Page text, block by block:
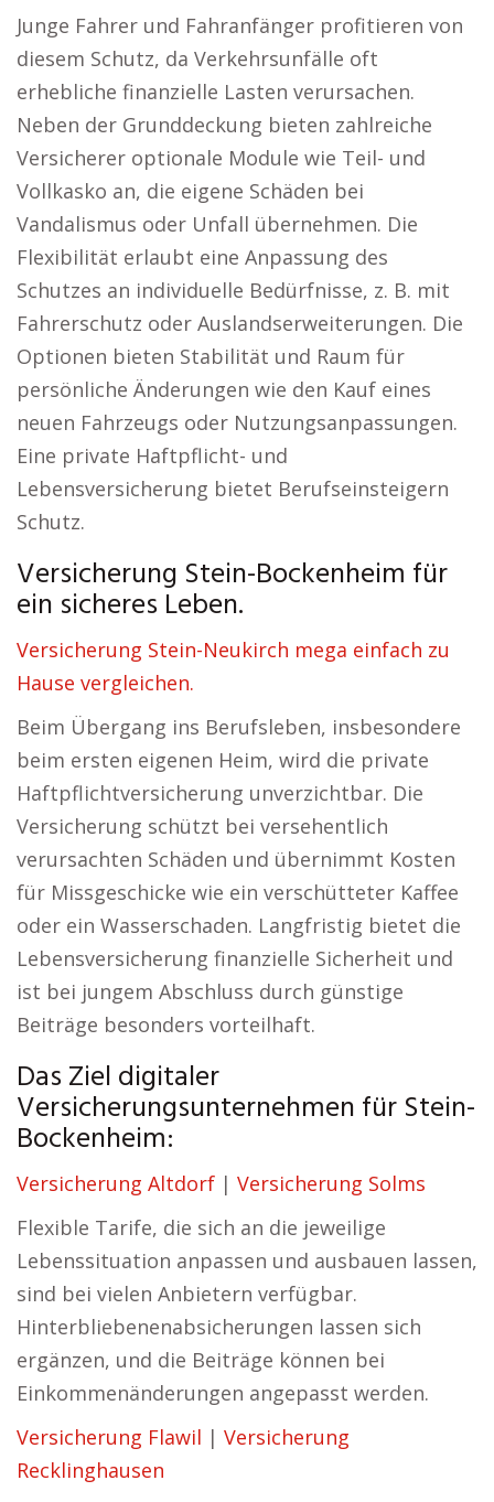
Junge Fahrer und Fahranfänger profitieren von
diesem Schutz, da Verkehrsunfälle oft
erhebliche finanzielle Lasten verursachen.
Neben der Grunddeckung bieten zahlreiche
Versicherer optionale Module wie Teil- und
Vollkasko an, die eigene Schäden bei
Vandalismus oder Unfall übernehmen. Die
Flexibilität erlaubt eine Anpassung des
Schutzes an individuelle Bedürfnisse, z. B. mit
Fahrerschutz oder Auslandserweiterungen. Die
Optionen bieten Stabilität und Raum für
persönliche Änderungen wie den Kauf eines
neuen Fahrzeugs oder Nutzungsanpassungen.
Eine private Haftpflicht- und
Lebensversicherung bietet Berufseinsteigern
Schutz.
Versicherung Stein-Bockenheim für
ein sicheres Leben.
Versicherung Stein-Neukirch mega einfach zu
Hause vergleichen.
Beim Übergang ins Berufsleben, insbesondere
beim ersten eigenen Heim, wird die private
Haftpflichtversicherung unverzichtbar. Die
Versicherung schützt bei versehentlich
verursachten Schäden und übernimmt Kosten
für Missgeschicke wie ein verschütteter Kaffee
oder ein Wasserschaden. Langfristig bietet die
Lebensversicherung finanzielle Sicherheit und
ist bei jungem Abschluss durch günstige
Beiträge besonders vorteilhaft.
Das Ziel digitaler
Versicherungsunternehmen für Stein-
Bockenheim:
Versicherung Altdorf | Versicherung Solms
Flexible Tarife, die sich an die jeweilige
Lebenssituation anpassen und ausbauen lassen,
sind bei vielen Anbietern verfügbar.
Hinterbliebenenabsicherungen lassen sich
ergänzen, und die Beiträge können bei
Einkommenänderungen angepasst werden.
Versicherung Flawil | Versicherung
Recklinghausen